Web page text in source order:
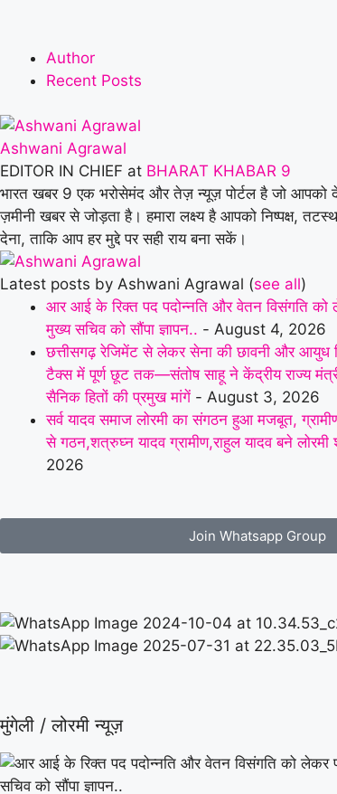
Author
Recent Posts
Ashwani Agrawal
EDITOR IN CHIEF at BHARAT KHABAR 9
भारत खबर 9 एक भरोसेमंद और तेज़ न्यूज़ पोर्टल है जो आपको
ज़मीनी खबर से जोड़ता है। हमारा लक्ष्य है आपको निष्पक्ष,
देना, ताकि आप हर मुद्दे पर सही राय बना सकें।
Latest posts by Ashwani Agrawal (see all)
आर आई के रिक्त पद पदोन्नति और वेतन विसंगति को
मुख्य सचिव को सौंपा ज्ञापन.. - August 4, 2026
छत्तीसगढ़ रेजिमेंट से लेकर सेना की छावनी और आयुध
टैक्स में पूर्ण छूट तक—संतोष साहू ने केंद्रीय राज्य
सैनिक हितों की प्रमुख मांगें - August 3, 2026
सर्व यादव समाज लोरमी का संगठन हुआ मजबूत,
से गठन,शत्रुघ्न यादव ग्रामीण,राहुल यादव बने लोरमी
2026
Join Whatsapp Group
मुंगेली / लोरमी न्यूज़